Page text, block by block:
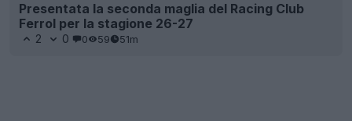
Presentata la seconda maglia del Racing Club
Ferrol per la stagione 26-27
2 0 0 59 51m